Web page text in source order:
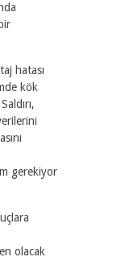
hatası
kök
gerekiyor
olacak